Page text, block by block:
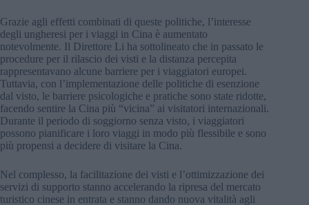
Grazie agli effetti combinati di queste politiche, l’interesse
degli ungheresi per i viaggi in Cina è aumentato
notevolmente. Il Direttore Li ha sottolineato che in passato le
procedure per il rilascio dei visti e la distanza percepita
rappresentavano alcune barriere per i viaggiatori europei.
Tuttavia, con l’implementazione delle politiche di esenzione
dal visto, le barriere psicologiche e pratiche sono state ridotte,
facendo sentire la Cina più “vicina” ai visitatori internazionali.
Durante il periodo di soggiorno senza visto, i viaggiatori
possono pianificare i loro viaggi in modo più flessibile e sono
più propensi a decidere di visitare la Cina.
Nel complesso, la facilitazione dei visti e l’ottimizzazione dei
servizi di supporto stanno accelerando la ripresa del mercato
turistico cinese in entrata e stanno dando nuova vitalità agli